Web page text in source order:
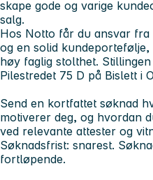
skape gode og varige
salg.
Hos Notto får du ansvar fra
og en solid
høy faglig stolthet.
Pilestredet 75 D på Bislett i
Send en kortfattet søknad
motiverer deg, og hvordan
ved relevante attester og
Søknadsfrist: snarest.
fortløpende.